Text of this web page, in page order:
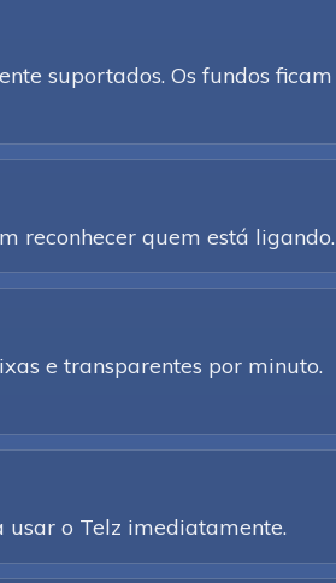
suportados. Os fundos ficam
reconhecer quem está ligando.
e transparentes por minuto.
o Telz imediatamente.